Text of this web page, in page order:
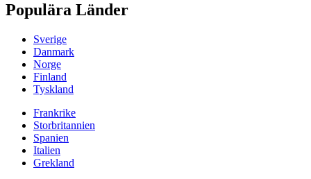
Populära Länder
Sverige
Danmark
Norge
Finland
Tyskland
Frankrike
Storbritannien
Spanien
Italien
Grekland